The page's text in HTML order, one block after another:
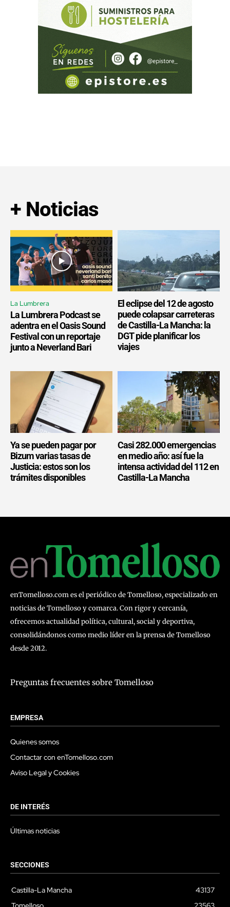
+ Noticias
La Lumbrera
La Lumbrera Podcast se
adentra en el Oasis Sound
Festival con un reportaje
junto a Neverland Bari
El eclipse del 12 de agosto
puede colapsar carreteras
de Castilla-La Mancha: la
DGT pide planificar los
viajes
Ya se pueden pagar por
Bizum varias tasas de
Justicia: estos son los
trámites disponibles
Casi 282.000 emergencias
en medio año: así fue la
intensa actividad del 112 en
Castilla-La Mancha
enTomelloso.com es el periódico de Tomelloso, especializado en
noticias de Tomelloso y comarca. Con rigor y cercanía,
ofrecemos actualidad política, cultural, social y deportiva,
consolidándonos como medio líder en la prensa de Tomelloso
desde 2012.
Preguntas frecuentes sobre Tomelloso
EMPRESA
Quienes somos
Contactar con enTomelloso.com
Aviso Legal y Cookies
DE INTERÉS
Últimas noticias
SECCIONES
Castilla-La Mancha
43137